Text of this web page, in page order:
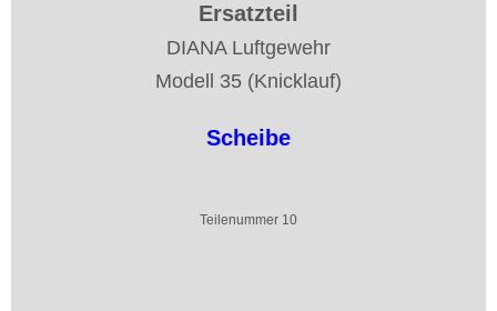
Ersatzteil
DIANA Luftgewehr
Modell 35 (Knicklauf)
Scheibe
Teilenummer 10